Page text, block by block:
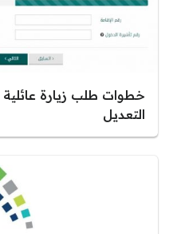
خطوات طلب زيارة
التعديل